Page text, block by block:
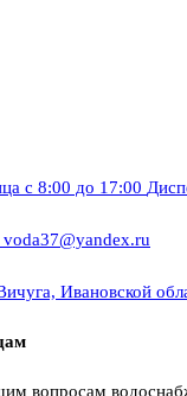
с 8:00 до 17:00
voda37@yandex.ru
Ивановской
вопросам